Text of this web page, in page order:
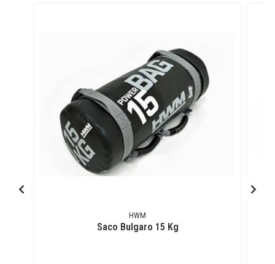
HWM
Saco Bulgaro 15 Kg